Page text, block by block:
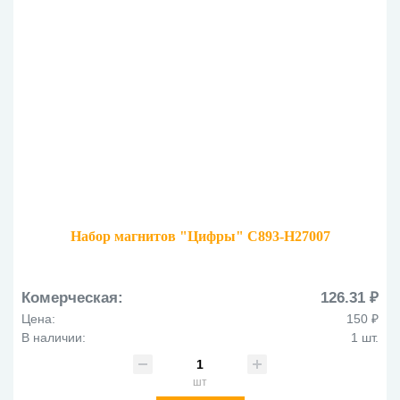
Набор магнитов "Цифры" C893-H27007
Комерческая: 126.31 ₽
Цена:
150 ₽
В наличии:
1 шт.
шт